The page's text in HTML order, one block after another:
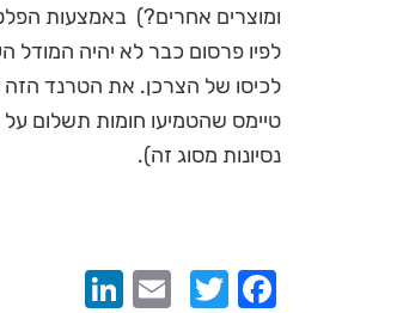
ומוצרים אחרים?) באמצעות
לפיו פרסום כבר לא יהיה המודל
לכיסו של הצרכן. את הטרנד הזה
טיימס שהטמיעו חומות תשלום
נסיונות מסוג זה).
Facebook
Twitter
Email